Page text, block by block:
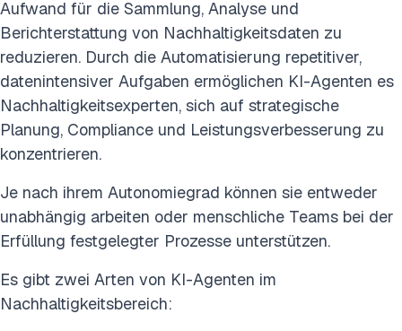
Aufwand für die Sammlung, Analyse und
Berichterstattung von Nachhaltigkeitsdaten zu
reduzieren. Durch die Automatisierung repetitiver,
datenintensiver Aufgaben ermöglichen KI-Agenten es
Nachhaltigkeitsexperten, sich auf strategische
Planung, Compliance und Leistungsverbesserung zu
konzentrieren.
Je nach ihrem Autonomiegrad können sie entweder
unabhängig arbeiten oder menschliche Teams bei der
Erfüllung festgelegter Prozesse unterstützen.
Es gibt zwei Arten von KI-Agenten im
Nachhaltigkeitsbereich: